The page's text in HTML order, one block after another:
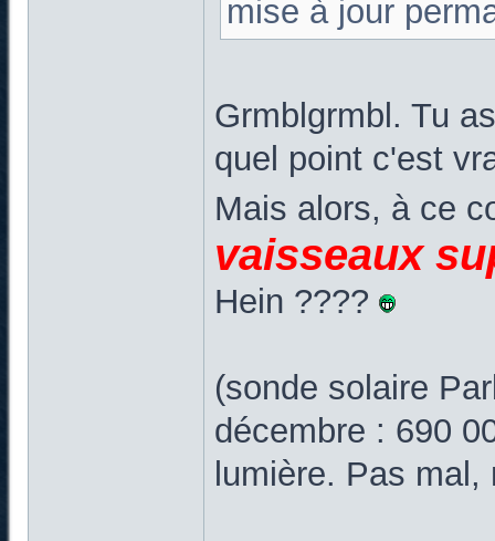
mise à jour
Grmblgrmbl. Tu
quel point c'est
Mais alors, à ce
vaisseaux
Hein ????
(sonde solaire
décembre : 690
lumière. Pas